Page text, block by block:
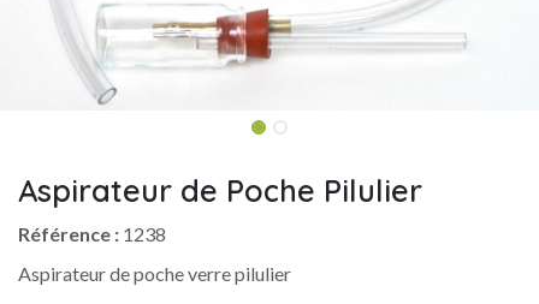
Aspirateur de Poche Pilulier
Référence : 1238
Aspirateur de poche verre pilulier